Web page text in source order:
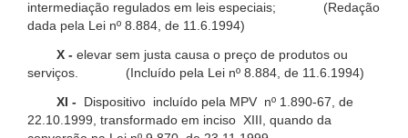
intermediação regulados em leis especiais; (Redação
dada pela Lei nº 8.884, de 11.6.1994)
X - elevar sem justa causa o preço de produtos ou
serviços. (Incluído pela Lei nº 8.884, de 11.6.1994)
XI -
Dispositivo incluído pela MPV nº 1.890-67, de
22.10.1999, transformado em inciso XIII, quando da